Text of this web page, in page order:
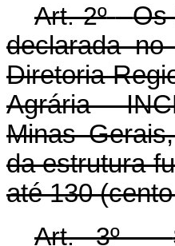
Art. 2º -Os
declarada
Diretoria
Agrária -
Minas
da estrutura
até 130
Art. 3º -